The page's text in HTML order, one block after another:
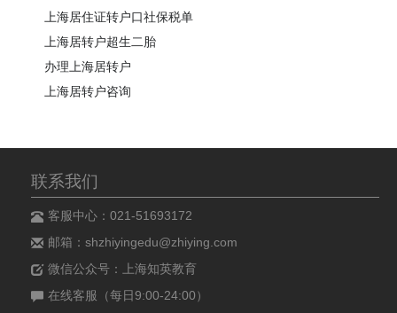
上海居住证转户口社保税单
上海居转户超生二胎
办理上海居转户
上海居转户咨询
联系我们
客服中心：021-51693172
邮箱：shzhiyingedu@zhiying.com
微信公众号：上海知英教育
在线客服（每日9:00-24:00）